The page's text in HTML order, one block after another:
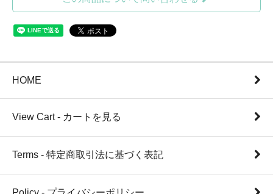
HOME
View Cart - カートを見る
Terms - 特定商取引法に基づく表記